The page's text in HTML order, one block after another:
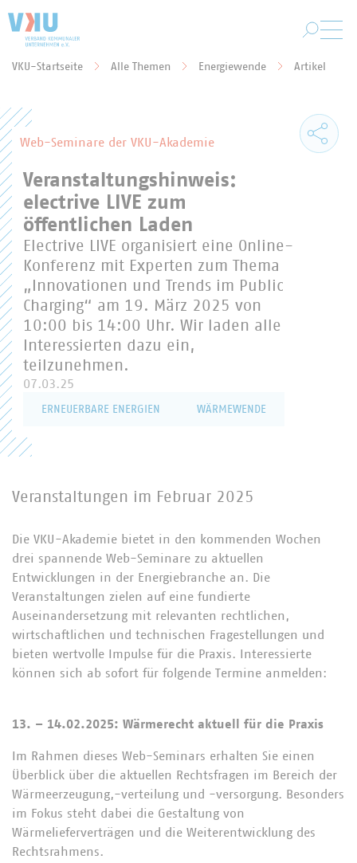
VKU-Startseite Alle Themen Energiewende Artikel
Web-Seminare der VKU-Akademie
Veranstaltungshinweis:
electrive LIVE zum
öffentlichen Laden
Electrive LIVE organisiert eine Online-
Konferenz mit Experten zum Thema
„Innovationen und Trends im Public
Charging“ am 19. März 2025 von
10:00 bis 14:00 Uhr. Wir laden alle
Interessierten dazu ein,
teilzunehmen.
07.03.25
ERNEUERBARE ENERGIEN WÄRMEWENDE
Veranstaltungen im Februar 2025
Die VKU-Akademie bietet in den kommenden Wochen
drei spannende Web-Seminare zu aktuellen
Entwicklungen in der Energiebranche an. Die
Veranstaltungen zielen auf eine fundierte
Auseinandersetzung mit relevanten rechtlichen,
wirtschaftlichen und technischen Fragestellungen und
bieten wertvolle Impulse für die Praxis. Interessierte
können sich ab sofort für folgende Termine anmelden:
13. – 14.02.2025: Wärmerecht aktuell für die Praxis
Im Rahmen dieses Web-Seminars erhalten Sie einen
Überblick über die aktuellen Rechtsfragen im Bereich der
Wärmeerzeugung,-verteilung und -versorgung. Besonders
im Fokus steht dabei die Gestaltung von
Wärmelieferverträgen und die Weiterentwicklung des
Rechtsrahmens.